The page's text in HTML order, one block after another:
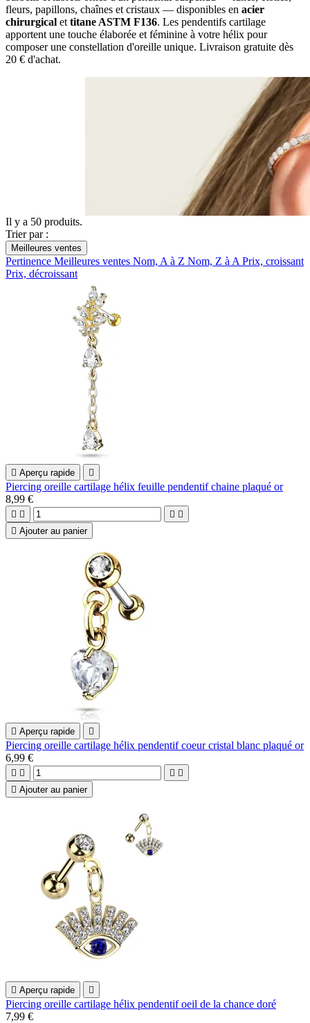
fleurs, papillons, chaînes et cristaux — disponibles en acier
chirurgical et titane ASTM F136. Les pendentifs cartilage
apportent une touche élaborée et féminine à votre hélix pour
composer une constellation d'oreille unique. Livraison gratuite dès
20 € d'achat.
Il y a 50 produits.
Trier par :
Meilleures ventes
Pertinence Meilleures ventes Nom, A à Z Nom, Z à A Prix, croissant
Prix, décroissant
 Aperçu rapide 
Piercing oreille cartilage hélix feuille pendentif chaine plaqué or
8,99 €
   
 Ajouter au panier
 Aperçu rapide 
Piercing oreille cartilage hélix pendentif coeur cristal blanc plaqué or
6,99 €
   
 Ajouter au panier
 Aperçu rapide 
Piercing oreille cartilage hélix pendentif oeil de la chance doré
7,99 €